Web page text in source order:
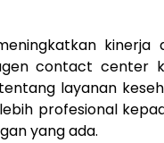
kinerja
contact center
layanan
profesional
yang ada.